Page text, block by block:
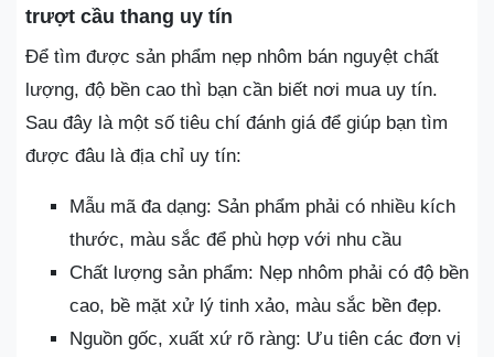
trượt cầu thang uy tín
Để tìm được sản phẩm nẹp nhôm bán nguyệt chất
lượng, độ bền cao thì bạn cần biết nơi mua uy tín.
Sau đây là một số tiêu chí đánh giá để giúp bạn tìm
được đâu là địa chỉ uy tín:
Mẫu mã đa dạng: Sản phẩm phải có nhiều kích
thước, màu sắc để phù hợp với nhu cầu
Chất lượng sản phẩm: Nẹp nhôm phải có độ bền
cao, bề mặt xử lý tinh xảo, màu sắc bền đẹp.
Nguồn gốc, xuất xứ rõ ràng: Ưu tiên các đơn vị